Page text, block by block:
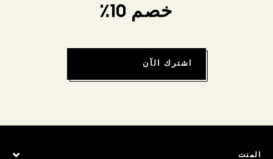
خصم 10٪
اشترك الآن
المنت